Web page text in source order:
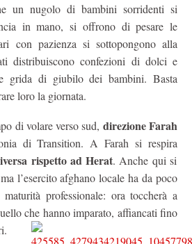
un nugolo di bambini sorridenti si
in mano, si offrono di pesare le
con pazienza si sottopongono alla
distribuiscono confezioni di dolci e
grida di giubilo dei bambini. Basta
loro la giornata.
di volare verso sud, direzione Farah
di Transition. A Farah si respira
rispetto ad Herat. Anche qui si
l’esercito afghano locale ha da poco
professionale: ora toccherà a
che hanno imparato, affiancati fino